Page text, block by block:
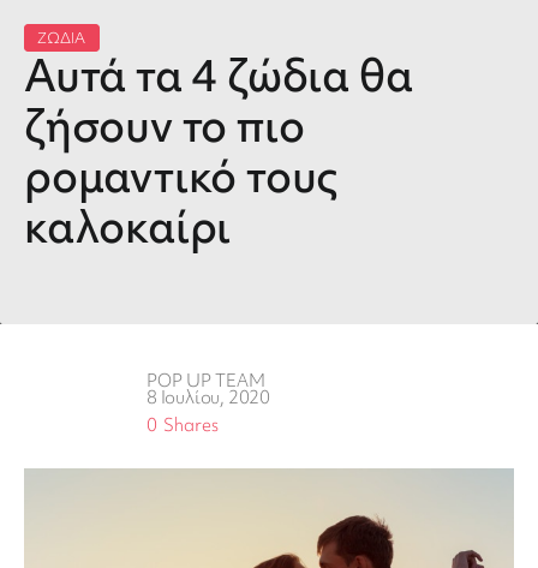
ΖΩΔΙΑ
Αυτά τα 4 ζώδια θα
ζήσουν το πιο
ρομαντικό τους
καλοκαίρι
POP UP TEAM
8 Ιουλίου, 2020
Shares
0